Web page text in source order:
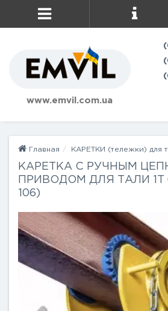
www.emvil.com.ua
Главная КАРЕТКИ (тележки) для
КАРЕТКА С РУЧНЫМ
ПРИВОДОМ ДЛЯ ТАЛИ 1Т
106)